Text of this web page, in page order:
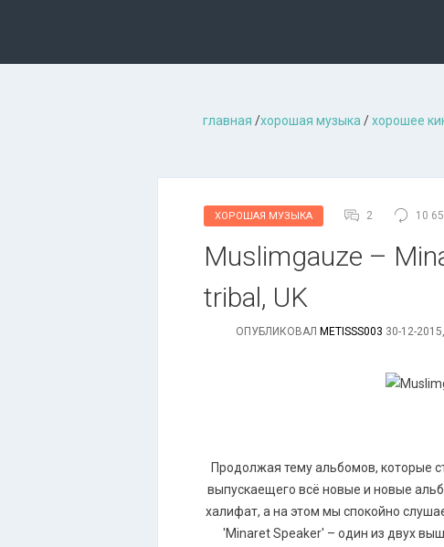
главная /хорошая музыкa /хорошее
ХОРОШАЯ МУЗЫКА 2 10
Muslimgauze –
tribal, UK
ОПУБЛИКОВАЛ METISSS003 30-12-
Продолжая тему альбомов, которые
выпускаещего всё новые и новые
халифат, а на этом мы спокойно
'Minaret Speaker' – один из двух